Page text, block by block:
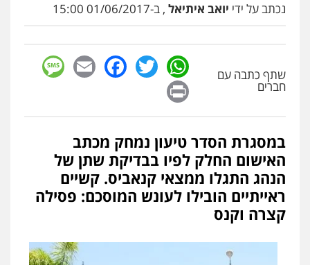
נכתב על ידי יואב איתיאל , ב-01/06/2017 15:00
שתף כתבה עם
חברים
WhatsApp
Twitter
Facebook
Email
במסגרת הסדר טיעון נמחק מכתב
האישום החלק לפיו בבדיקת שתן של
הנהג התגלו ממצאי קנאביס. קשיים
ראייתיים הובילו לעונש המוסכם: פסילה
קצרה וקנס